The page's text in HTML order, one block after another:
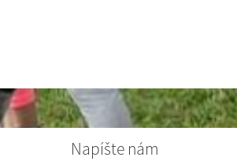
Napíšte nám